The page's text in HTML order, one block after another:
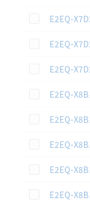
この資料を
E2EQ-
この資料を
E2EQ-
この資料を
E2EQ-
この資料を
E2EQ-
この資料を
E2EQ-
この資料を
E2EQ-
この資料を
E2EQ-
この資料を
E2EQ-